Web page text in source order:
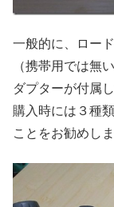
一般的に、ロー
（携帯用では無
ダプターが付属
購入時には３種
ことをお勧めしま